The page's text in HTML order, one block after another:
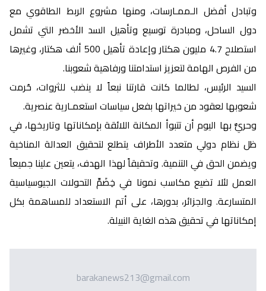
وتبادل أفضل الـممـارسات، ومنها مشروع الربط الطاقوي مع
دول الساحل، ومبادرة توسيع وتأهيل السد الأخضر التي تشمل
استصلاح 4.7 مليون هكتار وإعادة تأهيل 500 ألف هكتار، وغيرها
من الفرص الهامة لتعزيز استدامتنا ورفاهية شعوبنا.
السيد الرئيس، لطالما كانت قارتنا نبعاً لا ينضب للثروات، حُرمت
شعوبها لعقود من خيراتها بفعل سياسات استعمـارية عنصرية.
وحريٌّ بها اليوم أن تتبوأ المكانة اللائقة بإمكاناتها وتاريخها، في
ظل نظام دولي متعدد الأطراف يتطلع لتحقيق العدالة المناخية
ويضمن الحق في التنمية. وتحقيقاً لهذا الهدف، يتعين علينا جميعاً
العمل لئلا تضيع مكاسب نمونا في خِضَمِّ التحولات الجيوسياسية
المتسارعة. والجزائر، بدورها، على أتم الاستعداد للمساهمة بكل
إمكاناتها في تحقيق هذه الغاية النبيلة.
barakanews213@gmail.com